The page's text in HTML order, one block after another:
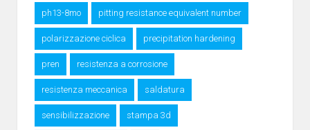
ph13-8mo pitting resistance equivalent number
polarizzazione ciclica precipitation hardening
pren resistenza a corrosione
resistenza meccanica saldatura
sensibilizzazione stampa 3d